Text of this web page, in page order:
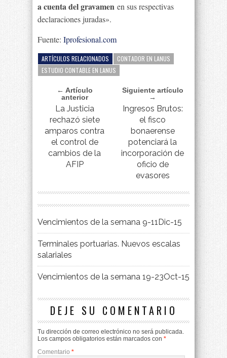
a cuenta del gravamen en sus respectivas
declaraciones juradas».
Fuente: Iprofesional.com
ARTÍCULOS RELACIONADOS
CONTADOR EN LANUS
ESTUDIO CONTABLE EN LANUS
← Artículo
anterior
La Justicia
rechazó siete
amparos contra
el control de
cambios de la
AFIP
Siguiente artículo
→
Ingresos Brutos:
el fisco
bonaerense
potenciará la
incorporación de
oficio de
evasores
Vencimientos de la semana 9-11Dic-15
Terminales portuarias. Nuevos escalas
salariales
Vencimientos de la semana 19-23Oct-15
DEJE SU COMENTARIO
Tu dirección de correo electrónico no será publicada.
Los campos obligatorios están marcados con *
Comentario *